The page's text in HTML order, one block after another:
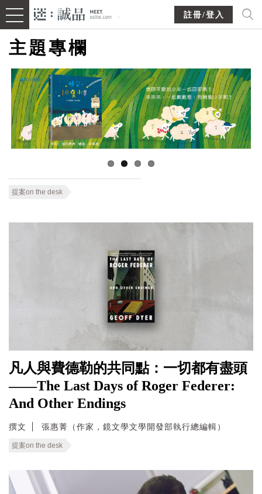
註冊/登入
主題專欄
提案on the desk
凡人與費德勒的共同點：一切都有盡頭
——The Last Days of Roger Federer:
And Other Endings
撰文 張惠菁（作家，鏡文學文學開發部執行總編輯）
提案on the desk